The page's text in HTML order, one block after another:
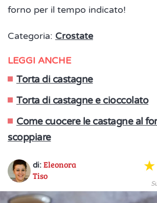
forno per il tempo indicato!
Categoria: Crostate
LEGGI ANCHE
Torta di castagne
Torta di castagne e cioccolato
Come cuocere le castagne al
scoppiare
di: Eleonora
Tiso